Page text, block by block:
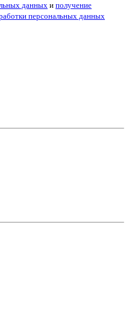
данных и получение
персональных данных